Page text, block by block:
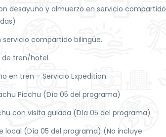
desayuno y almuerzo en servicio compartido
servicio compartido bilingüe.
tren/hotel.
en tren – Servicio Expedition.
Picchu (Día 05 del programa)
con visita guiada (Día 05 del programa)
local (Día 05 del programa) (No incluye